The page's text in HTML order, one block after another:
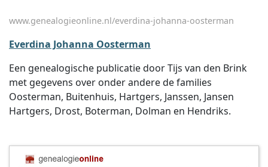
www.genealogieonline.nl/everdina-johanna-oosterman
Everdina Johanna Oosterman
Een genealogische publicatie door Tijs van den Brink
met gegevens over onder andere de families
Oosterman, Buitenhuis, Hartgers, Janssen, Jansen
Hartgers, Drost, Boterman, Dolman en Hendriks.